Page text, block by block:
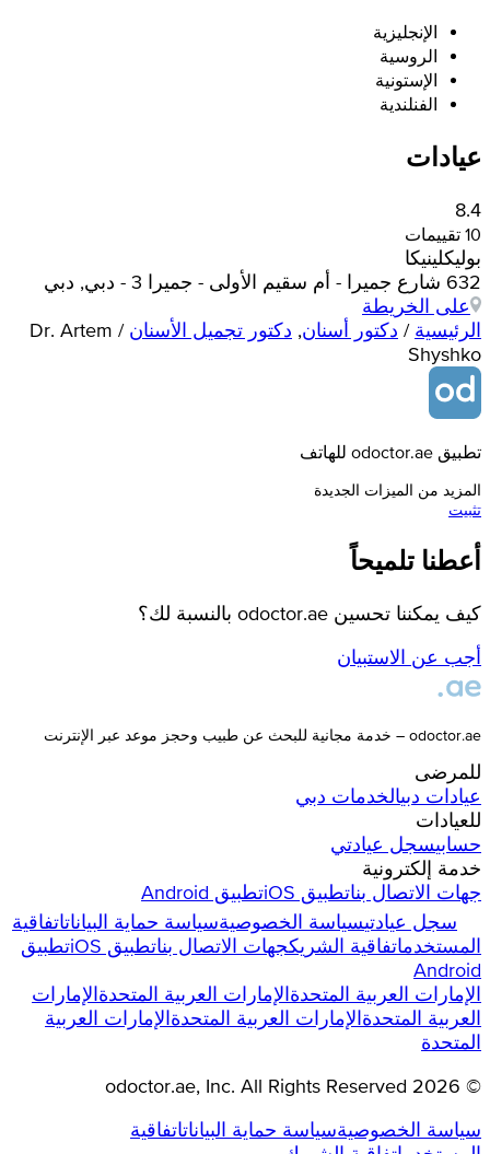
الإنجليزية
الروسية
الإستونية
الفنلندية
عيادات
8.4
10 تقييمات
بوليكلينيكا
632 شارع جميرا - أم سقيم الأولى - جميرا 3 - دبي, دبي
على الخريطة
الرئيسية / دكتور أسنان, دكتور تجميل الأسنان /
Dr. Artem
Shyshko
تطبيق odoctor.ae للهاتف
المزيد من الميزات الجديدة
تثبيت
أعطنا تلميحاً
كيف يمكننا تحسين odoctor.ae بالنسبة لك؟
أجب عن الاستبيان
odoctor.ae – خدمة مجانية للبحث عن طبيب وحجز موعد عبر الإنترنت
للمرضى
عيادات دبيالخدمات دبي
للعيادات
حسابيسجل عيادتي
خدمة إلكترونية
جهات الاتصال بناتطبيق iOS
تطبيق Android
سجل عيادتيسياسة الخصوصيةسياسة حماية البياناتاتفاقية
المستخدماتفاقية الشريكجهات الاتصال بناتطبيق iOS
تطبيق
Android
الإمارات العربية المتحدةالإمارات العربية المتحدةالإمارات
العربية المتحدةالإمارات العربية المتحدةالإمارات العربية
المتحدة
©
2026
odoctor.ae, Inc. All Rights Reserved
سياسة الخصوصيةسياسة حماية البياناتاتفاقية